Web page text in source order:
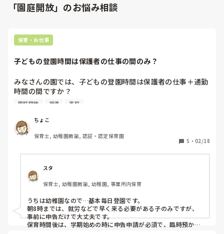
「園庭開放」のお悩み相談
保育・お仕事
子どもの登園時間は保護者の仕事の間のみ？
みなさんの園では、子どもの登園時間は保護者の仕事＋通勤
時間の間ですか？
それとも、仕事終わりに自宅でご飯作ってからお迎えとか、
休みの日でも早朝、延長を利用するのもOKですか？
私は保護者の子育て支援も必要とは思いますが、子どもの事
を第一に考えたい…
全てOKにするのはどうなんだろうと思ってしまいます。
子どもにとって1番大切な親との関わりは？と…
休みの日は預けるな！とは思いませんし
色んな家庭の事情があるのも
親も一人の時間が欲しいと思う気持ちも
園庭開放 排泄 家庭
ちょこ
保育士, 幼稚園教諭, 認証・認定保育園
5 ・ 02/18
スタ
保育士, 幼稚園教諭, 幼稚園, 事業所内保育
うちは幼稚園なので…基本毎日登園です。
朝8時までは、就労などで早く来る必要がある子のみですが、
事前に申告だけで大丈夫です。
保育時間後は、学期始めの時に申告申請が必須で、臨時預かり